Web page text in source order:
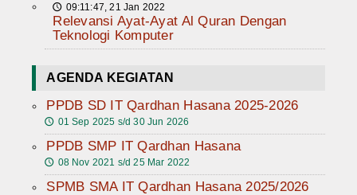
🕔 09:11:47, 21 Jan 2022
Relevansi Ayat-Ayat Al Quran Dengan
Teknologi Komputer
AGENDA KEGIATAN
PPDB SD IT Qardhan Hasana 2025-2026
🕔 01 Sep 2025 s/d 30 Jun 2026
PPDB SMP IT Qardhan Hasana
🕔 08 Nov 2021 s/d 25 Mar 2022
SPMB SMA IT Qardhan Hasana 2025/2026